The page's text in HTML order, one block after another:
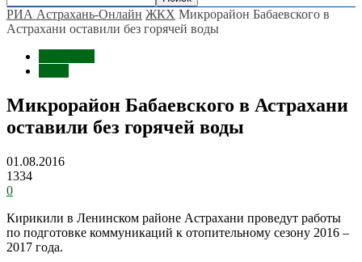
РИА Астрахань-Онлайн ЖКХ Микрорайон Бабаевского в
Астрахани оставили без горячей воды
Микрорайон Бабаевского в Астрахани
оставили без горячей воды
01.08.2016
1334
0
Кирикили в Ленинском районе Астрахани проведут работы
по подготовке коммуникаций к отопительному сезону 2016 –
2017 года.